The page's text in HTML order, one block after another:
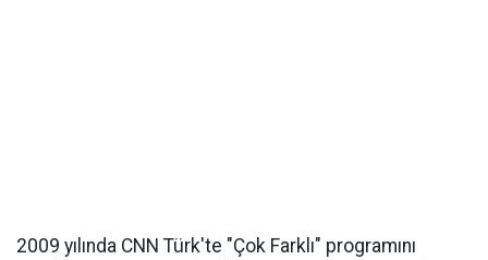
2009 yılında CNN Türk'te "Çok Farklı" programını